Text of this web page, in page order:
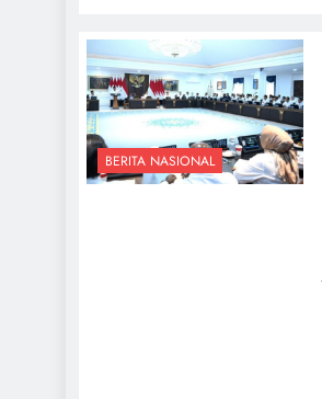
BERITA NASIONAL